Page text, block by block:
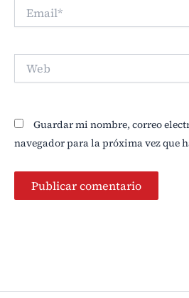
Guardar mi nombre, correo
navegador para la próxima vez que